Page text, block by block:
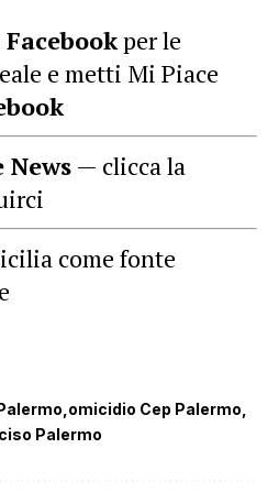
per le
e metti Mi Piace
News — clicca la
come fonte
omicidio Cep Palermo
Palermo